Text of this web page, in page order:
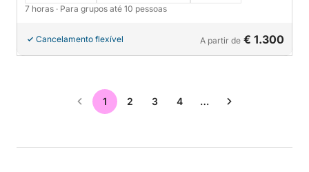
7 horas · Para grupos até 10 pessoas
Cancelamento flexível A partir de € 1.300
1 2 3 4 …